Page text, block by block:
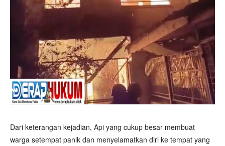
Dari keterangan kejadian, Api yang cukup besar membuat
warga setempat panik dan menyelamatkan diri ke tempat yang